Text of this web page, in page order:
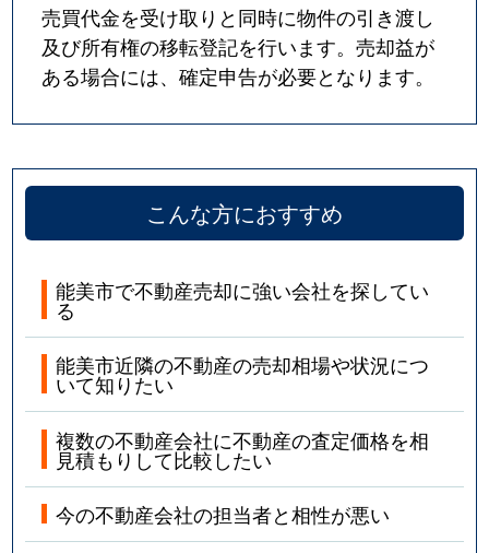
売買代金を受け取りと同時に物件の引き渡し
及び所有権の移転登記を行います。売却益が
ある場合には、確定申告が必要となります。
こんな方におすすめ
能美市で不動産売却に強い会社を探してい
る
能美市近隣の不動産の売却相場や状況につ
いて知りたい
複数の不動産会社に不動産の査定価格を相
見積もりして比較したい
今の不動産会社の担当者と相性が悪い